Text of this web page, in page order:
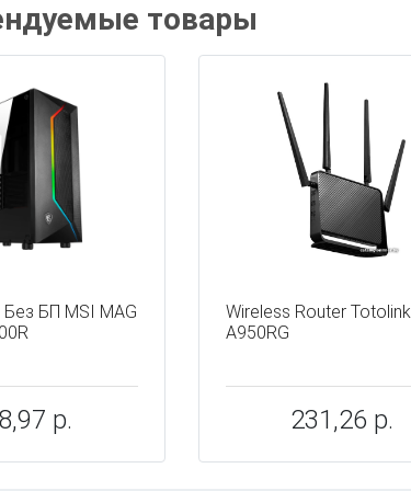
товары
БП MSI MAG
р.
Wireless Router Totolink
A950RG
231,26 р.